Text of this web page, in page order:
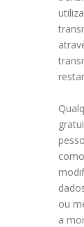
ou
a